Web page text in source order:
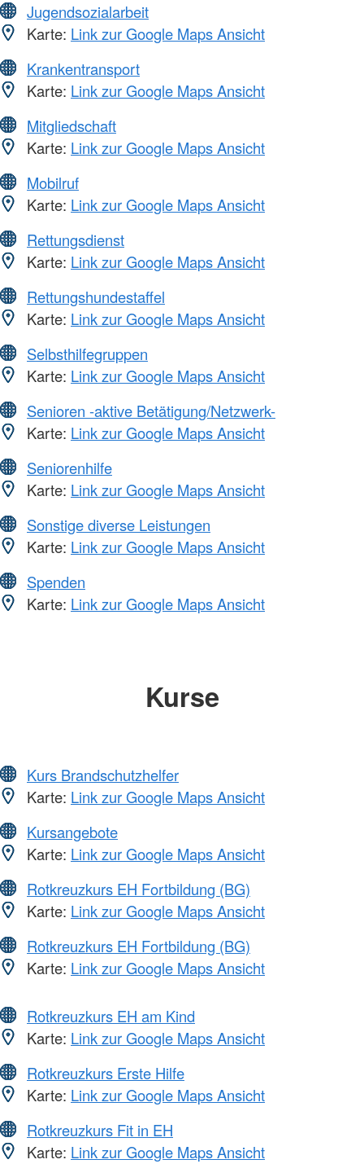
Jugendsozialarbeit
Karte: Link zur Google Maps Ansicht
Krankentransport
Karte: Link zur Google Maps Ansicht
Mitgliedschaft
Karte: Link zur Google Maps Ansicht
Mobilruf
Karte: Link zur Google Maps Ansicht
Rettungsdienst
Karte: Link zur Google Maps Ansicht
Rettungshundestaffel
Karte: Link zur Google Maps Ansicht
Selbsthilfegruppen
Karte: Link zur Google Maps Ansicht
Senioren -aktive Betätigung/Netzwerk-
Karte: Link zur Google Maps Ansicht
Seniorenhilfe
Karte: Link zur Google Maps Ansicht
Sonstige diverse Leistungen
Karte: Link zur Google Maps Ansicht
Spenden
Karte: Link zur Google Maps Ansicht
Kurse
Kurs Brandschutzhelfer
Karte: Link zur Google Maps Ansicht
Kursangebote
Karte: Link zur Google Maps Ansicht
Rotkreuzkurs EH Fortbildung (BG)
Karte: Link zur Google Maps Ansicht
Rotkreuzkurs EH Fortbildung (BG)
Karte: Link zur Google Maps Ansicht
Rotkreuzkurs EH am Kind
Karte: Link zur Google Maps Ansicht
Rotkreuzkurs Erste Hilfe
Karte: Link zur Google Maps Ansicht
Rotkreuzkurs Fit in EH
Karte: Link zur Google Maps Ansicht